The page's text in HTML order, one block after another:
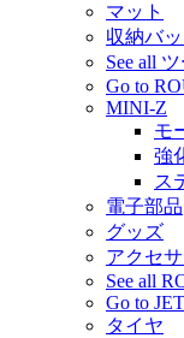
マット
収納バ
See all
Go to
MINI-Z
モ
強
ス
電子部品
グッズ
アクセ
See all
Go to
タイヤ